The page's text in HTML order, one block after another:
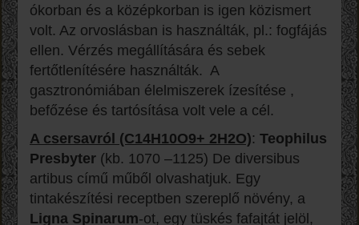
ókorban és a középkorban is igen közismert
volt. Az orvoslásban is használták, pl.: fogfájás
ellen. Vérzés megállítására és sebek
fertőtlenítésére használták. A
gasztronómiában élelmiszerek ízesítése ,
befőzése és tartósítása volt vele a cél.
A csersavról (C14H10O9+ 2H2O): Teophilus
Presbyter (kb. 1070 –1125) De diversibus
artibus című műből olvashatjuk. Egy
tintakészítési receptben szereplő növény, a
Ligna Spinarum-ot, egy tüskés fafajtát jelöl,